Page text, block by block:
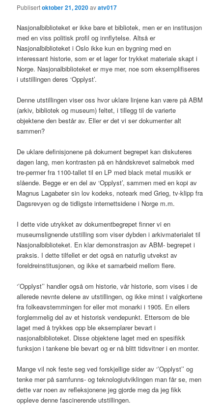
Publisertoktober 21, 2020avatv017
Nasjonalbiblioteket er ikke bare et bibliotek, men er en institusjon
med en viss politisk profil og innflytelse. Altså er
Nasjonalbiblioteket i Oslo ikke kun en bygning med en
interessant historie, som er et lager for trykket materiale skapt i
Norge. Nasjonalbiblioteket er mye mer, noe som eksemplifiseres
i utstillingen deres ‘Opplyst’.
Denne utstillingen viser oss hvor uklare linjene kan være på ABM
(arkiv, bibliotek og museum) feltet, i tillegg til de varierte
objektene den består av. Eller er det vi ser dokumenter alt
sammen?
De uklare definisjonene på dokument begrepet kan diskuteres
dagen lang, men kontrasten på en håndskrevet salmebok med
tre-permer fra 1100-tallet til en LP med black metal musikk er
slående. Begge er en del av ‘Opplyst’, sammen med en kopi av
Magnus Lagabøter sin lov kodeks, noteark med Grieg, tv-klipp fra
Dagsrevyen og de tidligste internettsidene i Norge m.m.
I dette vide utrykket av dokumentbegrepet finner vi en
museumslignende utstilling som viser dybden i arkivmaterialet til
Nasjonalbiblioteket. En klar demonstrasjon av ABM- begrepet i
praksis. I dette tilfellet er det også en naturlig utvekst av
foreldreinstitusjonen, og ikke et samarbeid mellom flere.
‘’Opplyst’’ handler også om historie, vår historie, som vises i de
allerede nevnte delene av utstillingen, og ikke minst i valgkortene
fra folkeavstemmingen for eller mot monarki i 1905. En ellers
forglemmelig del av et historisk vendepunkt. Ettersom de ble
laget med å trykkes opp ble eksemplarer bevart i
nasjonalbiblioteket. Disse objektene laget med en spesifikk
funksjon i tankene ble bevart og er nå blitt tidsvitner i en monter.
Mange vil nok feste seg ved forskjellige sider av ‘’Opplyst’’ og
tenke mer på samfunns- og teknologiutviklingen man får se, men
dette var noen av refleksjonene jeg gjorde meg da jeg fikk
oppleve denne fascinerende utstillingen.